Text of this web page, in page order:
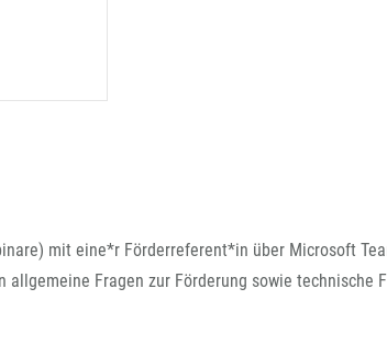
mit eine*r Förderreferent*in über Microsoft
Fragen zur Förderung sowie technische